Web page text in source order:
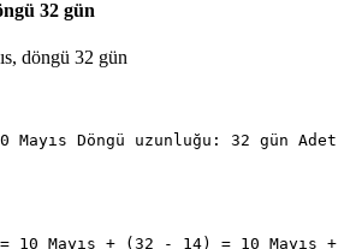
32 gün
döngü 32 gün
Döngü uzunluğu: 32 gün Adet
10 Mayıs + (32 - 14) = 10 Mayıs +